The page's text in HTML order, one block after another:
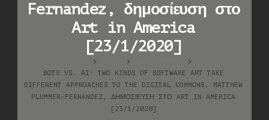
Fernandez, δημοσίευση στο
Art in America
[23/1/2020]
BOTS VS. AI: TWO KINDS OF SOFTWARE ART TAKE
DIFFERENT APPROACHES TO THE DIGITAL COMMONS, MATTHEW
PLUMMER-FERNANDEZ, ΔΗΜΟΣΊΕΥΣΗ ΣΤΟ ART IN AMERICA
[23/1/2020]